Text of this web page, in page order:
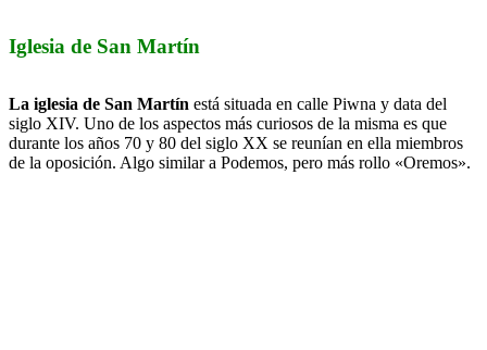
Iglesia de San Martín
La iglesia de San Martín está situada en calle Piwna y data del
siglo XIV. Uno de los aspectos más curiosos de la misma es que
durante los años 70 y 80 del siglo XX se reunían en ella miembros
de la oposición. Algo similar a Podemos, pero más rollo «Oremos».